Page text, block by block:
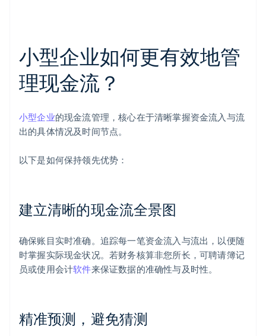
小型企业如何更有效地管
理现金流？
小型企业的现金流管理，核心在于清晰掌握资金流入与流
出的具体情况及时间节点。
以下是如何保持领先优势：
建立清晰的现金流全景图
确保账目实时准确。追踪每一笔资金流入与流出，以便随
时掌握实际现金状况。若财务核算非您所长，可聘请簿记
员或使用会计软件来保证数据的准确性与及时性。
精准预测，避免猜测